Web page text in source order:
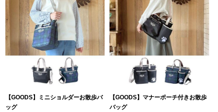
【GOODS】ミニショルダーお散歩バ
ッグ
【GOODS】マナーポーチ付きお散歩
バッグ